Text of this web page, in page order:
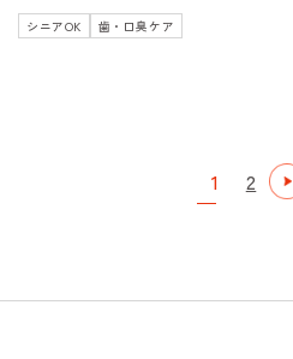
シニアOK 歯・口臭ケア
1 2
最後